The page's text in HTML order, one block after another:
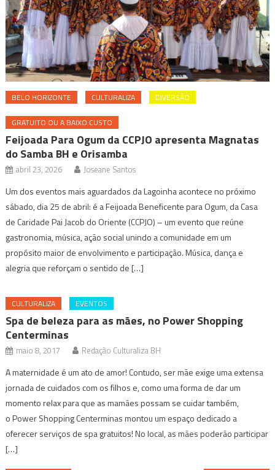
BELO HORIZONTE CULTURALIZA DIVERSÃO
GRATUITO OU A BAIXO CUSTO
Feijoada Para Ogum da CCPJO apresenta Magnatas
do Samba BH e Orisamba
abril 23, 2026 Joseane Santos
Um dos eventos mais aguardados da Lagoinha acontece no próximo
sábado, dia 25 de abril: é a Feijoada Beneficente para Ogum, da Casa
de Caridade Pai Jacob do Oriente (CCPJO) – um evento que reúne
gastronomia, música, ação social unindo a comunidade em um
propósito maior de envolvimento e participação. Música, dança e
alegria que reforçam o sentido de […]
CULTURALIZA EVENTOS
Spa de beleza para as mães, no Power Shopping
Centerminas
maio 8, 2017 Redação Culturaliza BH
A maternidade é um ato de amor! Contudo, ser mãe exige uma extensa
jornada de cuidados com os filhos e, como uma forma de dar um
momento relax para que as mamães possam se cuidar também,
o Power Shopping Centerminas montou um espaço dedicado a
oferecer serviços de spa gratuitos! No local, as mães poderão participar
[…]